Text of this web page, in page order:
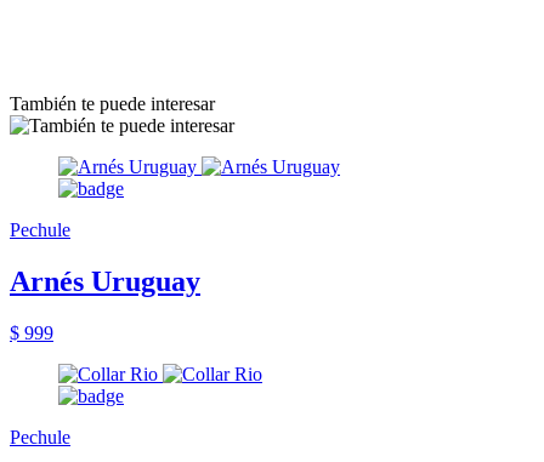
También te puede interesar
Pechule
Arnés Uruguay
$ 999
Pechule